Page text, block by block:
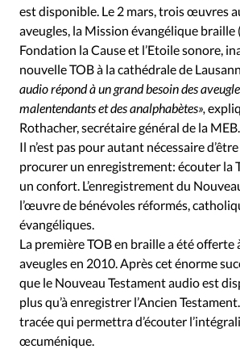
Tous les articles
Actualité
Actualité internationale
Chronique
Dossier
Eglises Foi
Opinions
Publireportage
Société
Tour du monde des Eglises
Vécu
Vie Intérieure
est disponible. Le 2 mars, trois œuvres
aveugles, la Mission évangélique braille
Fondation la Cause et l’Etoile sonore,
nouvelle TOB à la cathédrale de
audio répond à un grand besoin des
malentendants et des analphabètes»,
Rothacher, secrétaire général de la MEB.
Il n’est pas pour autant nécessaire
procurer un enregistrement: écouter la
un confort. L’enregistrement du
l’œuvre de bénévoles réformés,
évangéliques.
La première TOB en braille a été offerte
aveugles en 2010. Après cet énorme
que le Nouveau Testament audio est
plus qu’à enregistrer l’Ancien
tracée qui permettra d’écouter
œcuménique.